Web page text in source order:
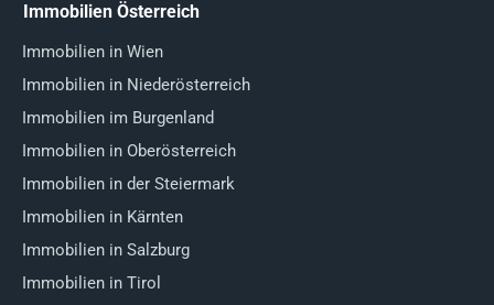
Immobilien Österreich
Immobilien in Wien
Immobilien in Niederösterreich
Immobilien im Burgenland
Immobilien in Oberösterreich
Immobilien in der Steiermark
Immobilien in Kärnten
Immobilien in Salzburg
Immobilien in Tirol